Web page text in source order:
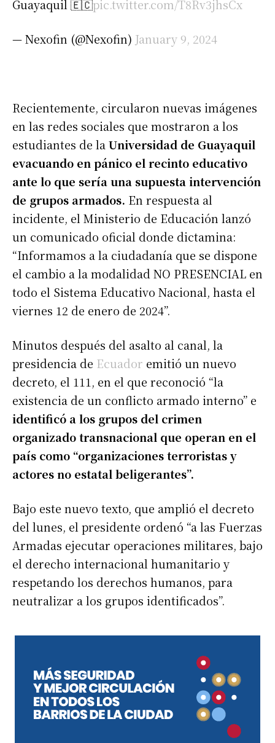
Guayaquil 🇪🇨pic.twitter.com/T8Rv3jhsCx
— Nexofin (@Nexofin) January 9, 2024
Recientemente, circularon nuevas imágenes
en las redes sociales que mostraron a los
estudiantes de la Universidad de Guayaquil
evacuando en pánico el recinto educativo
ante lo que sería una supuesta intervención
de grupos armados. En respuesta al
incidente, el Ministerio de Educación lanzó
un comunicado oficial donde dictamina:
“Informamos a la ciudadanía que se dispone
el cambio a la modalidad NO PRESENCIAL en
todo el Sistema Educativo Nacional, hasta el
viernes 12 de enero de 2024”.
Minutos después del asalto al canal, la
presidencia de Ecuador emitió un nuevo
decreto, el 111, en el que reconoció “la
existencia de un conflicto armado interno” e
identificó a los grupos del crimen
organizado transnacional que operan en el
país como “organizaciones terroristas y
actores no estatal beligerantes”.
Bajo este nuevo texto, que amplió el decreto
del lunes, el presidente ordenó “a las Fuerzas
Armadas ejecutar operaciones militares, bajo
el derecho internacional humanitario y
respetando los derechos humanos, para
neutralizar a los grupos identificados”.